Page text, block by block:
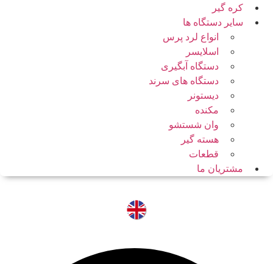
کره گیر
سایر دستگاه ها
انواع لرد پرس
اسلایسر
دستگاه آبگیری
دستگاه های سرند
دیستونر
مکنده
وان شستشو
هسته گیر
قطعات
مشتریان ما